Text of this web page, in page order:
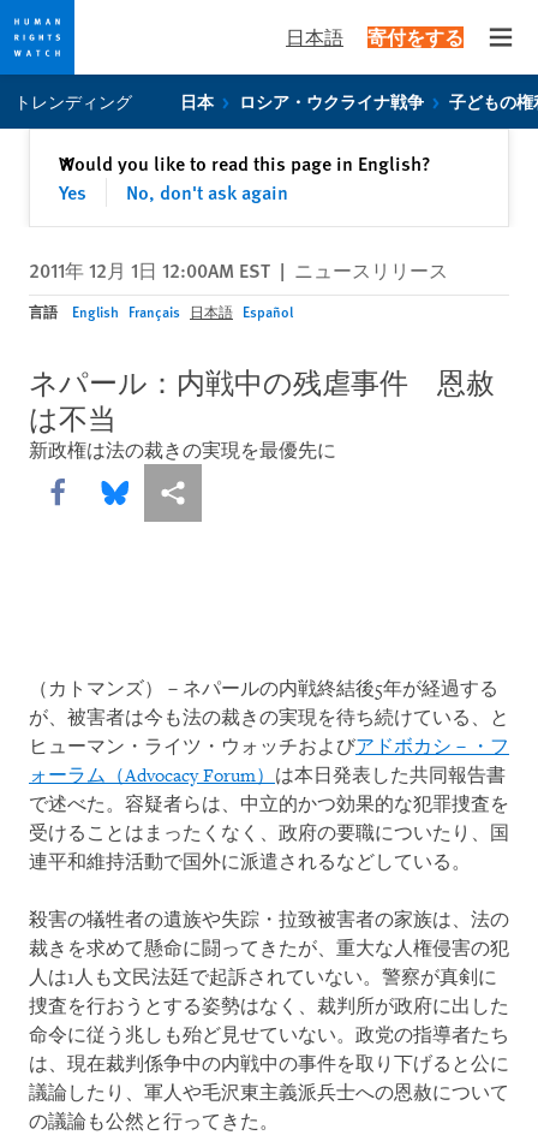
privacy
content
日本語 寄付をする
トレンディング 日本 ロシア・ウクライナ戦争 子どもの権
Would you like to read this page in English?
Yes
No, don't ask again
✕閉じる
2011年 12月 1日 12:00AM EST | ニュースリリース
言語 English Français 日本語 Español
ネパール：内戦中の残虐事件 恩赦
は不当
新政権は法の裁きの実現を最優先に
Share this via Facebook
Share this via Bluesky
More sharing options
（カトマンズ）－ネパールの内戦終結後5年が経過する
が、被害者は今も法の裁きの実現を待ち続けている、と
ヒューマン・ライツ・ウォッチおよびアドボカシ－・フ
ォーラム（Advocacy Forum） は本日発表した共同報告書
で述べた。容疑者らは、中立的かつ効果的な犯罪捜査を
受けることはまったくなく、政府の要職についたり、国
連平和維持活動で国外に派遣されるなどしている。
殺害の犠牲者の遺族や失踪・拉致被害者の家族は、法の
裁きを求めて懸命に闘ってきたが、重大な人権侵害の犯
人は1人も文民法廷で起訴されていない。警察が真剣に
捜査を行おうとする姿勢はなく、裁判所が政府に出した
命令に従う兆しも殆ど見せていない。政党の指導者たち
は、現在裁判係争中の内戦中の事件を取り下げると公に
議論したり、軍人や毛沢東主義派兵士への恩赦について
の議論も公然と行ってきた。